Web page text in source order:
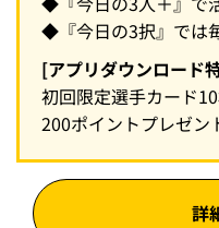
◆『今日の3択』では
[アプリダウンロード
初回限定選手カード
200ポイントプレゼン
詳